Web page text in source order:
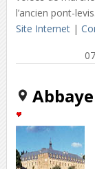
l’ancien pont-levis.
Site Internet|